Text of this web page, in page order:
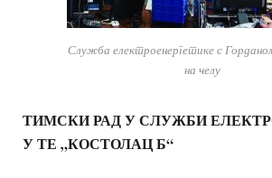
Служба електроенергетике с
на челу
ТИМСКИ РАД У СЛУЖБИ
У ТЕ „КОСТОЛАЦ Б“